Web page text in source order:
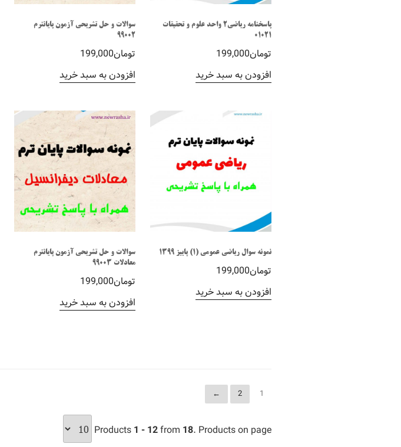
پاسخنامه ریاضی2 واحد علوم و تحقیقات
01021
تومان199,000
افزودن به سبد خرید
سوالات و حل تشریحی آزمون پایانترم
99002
تومان199,000
افزودن به سبد خرید
نمونه سوال ریاضی عمومی (1) پاییز 1399
تومان199,000
افزودن به سبد خرید
سوالات و حل تشریحی آزمون پایانترم
معادلات 99003
تومان199,000
افزودن به سبد خرید
1
2
←
Products 1 - 12from 18. Products on page